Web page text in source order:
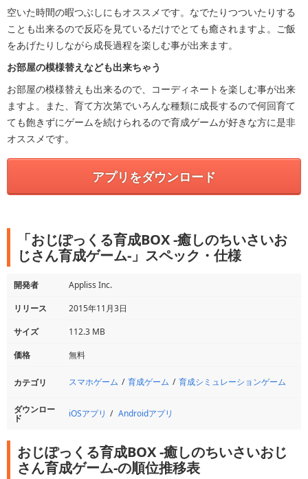
空いた時間の暇つぶしにもオススメです。なでたりつついたりする
ことも出来るので反応を見ているだけでとても癒されますよ。ご飯
をあげたりしながら成長過程を楽しむ事が出来ます。
お部屋の模様替えなども出来ちゃう
お部屋の模様替えも出来るので、コーディネートを楽しむ事が出来
ますよ。また、育て方次第でいろんな種類に成長するので何回育て
ても飽きずにゲームを続けられるので育成ゲームが好きな方に是非
オススメです。
アプリをダウンロード
「おじぽっくる育成BOX -癒しのちいさいお
じさん育成ゲーム-」スペック・仕様
開発者
Appliss Inc.
リリース
2015年11月3日
サイズ
112.3 MB
価格
無料
カテゴリ スマホゲーム 育成ゲーム 育成シミュレーションゲーム
ダウンロー
ド iOSアプリ Androidアプリ
おじぽっくる育成BOX -癒しのちいさいおじ
さん育成ゲーム-の順位推移表